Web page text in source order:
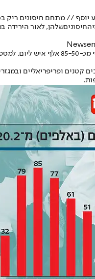
יוסף // מתחם חיסונים ריק
החיסוניםשלהן, לאור הירידה
קטנים ופריפריאליים